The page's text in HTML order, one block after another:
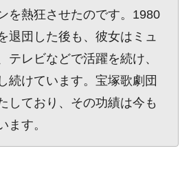
を熱狂させたのです。1980
退団した後も、彼女はミュ
テレビなどで活躍を続け、
続けています。宝塚歌劇団
しており、その功績は今も
ます。